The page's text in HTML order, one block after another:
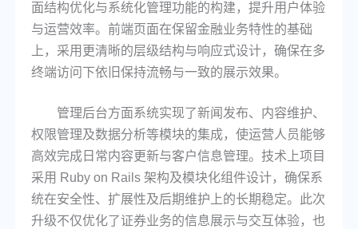
面结构优化与系统化管理功能的构建，提升用户体验
与运营效率。前端页面在保留金融业务特性的基础
上，采用更清晰的层级结构与响应式设计，确保在多
终端访问下依旧保持流畅与一致的展示效果。
管理后台方面系统实现了新闻发布、内容维护、
权限管理及数据分析等模块的集成，使运营人员能够
高效完成日常内容更新与客户信息管理。技术上项目
采用 Ruby on Rails 架构及模块化组件设计，确保系
统在安全性、扩展性及后期维护上的长期稳定。此次
升级不仅优化了证券业务的信息展示与交互体验，也